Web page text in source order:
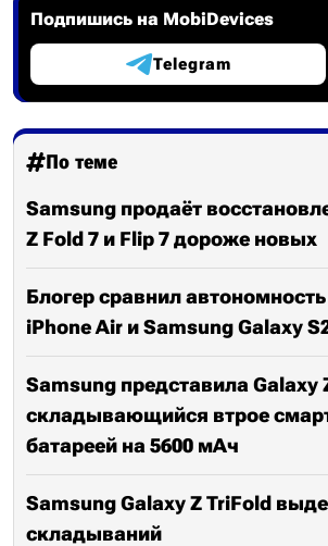
Подпишись на MobiDevices
Telegram
По теме
Samsung продаёт
Z Fold 7 и Flip 7 дороже новых
Блогер сравнил
iPhone Air и Samsung Galaxy
Samsung представила Galaxy
складывающийся втрое
батареей на 5600 мАч
Samsung Galaxy Z TriFold
складываний